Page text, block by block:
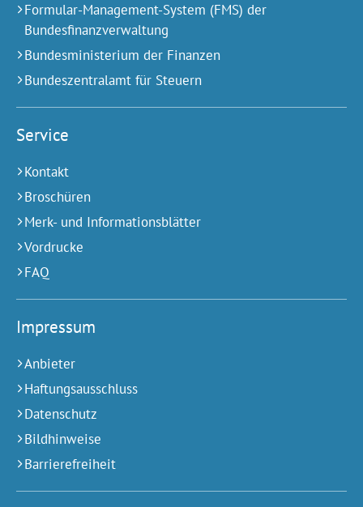
Formular-Management-System (FMS) der
Bundesfinanzverwaltung
Bundesministerium der Finanzen
Bundeszentralamt für Steuern
Service
Kontakt
Broschüren
Merk- und Informationsblätter
Vordrucke
FAQ
Impressum
Anbieter
Haftungsausschluss
Datenschutz
Bildhinweise
Barrierefreiheit